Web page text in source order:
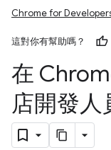
Chrome for
這對你有幫助嗎？
在
店開發人